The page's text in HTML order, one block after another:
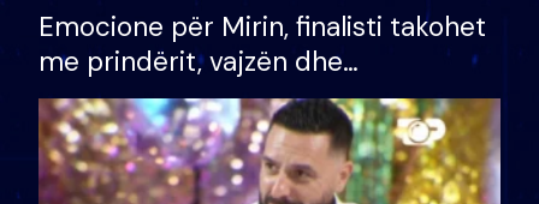
Emocione për Mirin, finalisti takohet
me prindërit, vajzën dhe
bashkëshorten: S’kemi ndonjë letër
divorci apo jo?